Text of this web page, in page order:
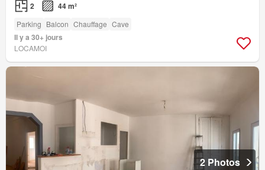
2 44 m²
Parking Balcon Chauffage Cave
Il y a 30+ jours
LOCAMOI
2 Photos